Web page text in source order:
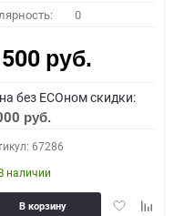
0
руб.
без ECOном скидки:
руб.
67286
наличии
Добавить
В корзину